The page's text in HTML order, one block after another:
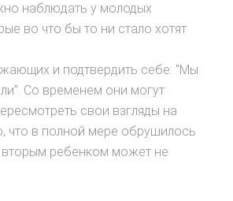
наблюдать у молодых
во что бы то ни стало хотят
и подтвердить себе: "Мы
Со временем они могут
свои взгляды на
что в полной мере обрушилось
вторым ребенком может не